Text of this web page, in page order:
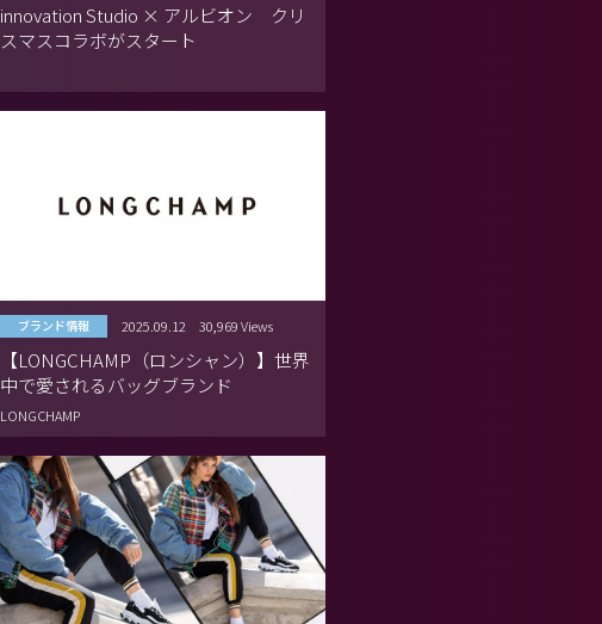
innovation Studio × アルビオン クリ
スマスコラボがスタート
ブランド情報 2025.09.12 30,969 Views
【LONGCHAMP（ロンシャン）】世界
中で愛されるバッグブランド
LONGCHAMP